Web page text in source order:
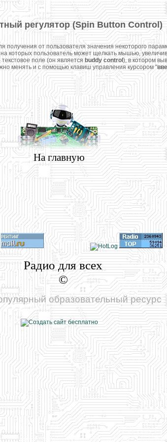
регулятор (Spin Button Control)
от пользователя значения некоторого
которых пользователь может щелкать мышью,
поле (он являетсяbuddy control ), в котором
менять и с помощью клавиш управления курсором "
На главную
Радио для всех
©
образовательный ресурс